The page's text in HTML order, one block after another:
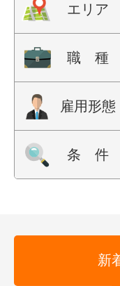
エリア
職 種
雇用形態
条 件
新